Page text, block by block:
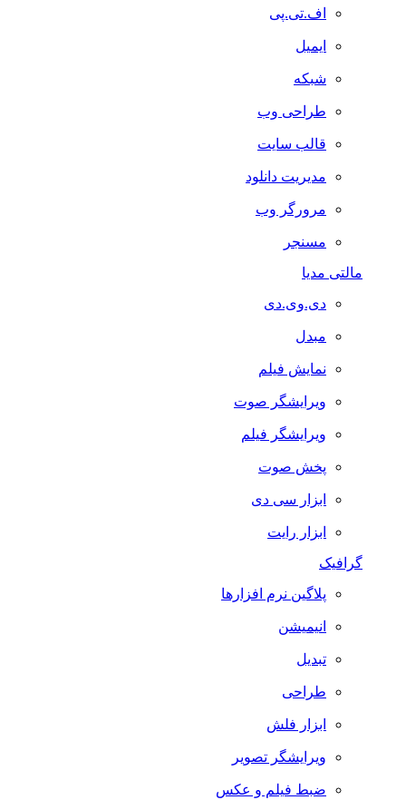
اف.تی.پی
ایمیل
شبکه
طراحی وب
قالب سایت
مدیریت دانلود
مرورگر وب
مسنجر
مالتی مدیا
دی.وی.دی
مبدل
نمایش فیلم
ویرایشگر صوت
ویرایشگر فیلم
پخش صوت
ابزار سی دی
ابزار رایت
گرافیک
پلاگین نرم افزارها
انیمیشن
تبدیل
طراحی
ابزار فلش
ویرایشگر تصویر
ضبط فيلم و عكس